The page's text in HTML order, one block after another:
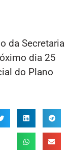
da Secretaria
dia 25
do Plano